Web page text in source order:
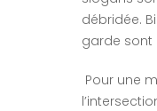
débridée.
garde sont
Pour une